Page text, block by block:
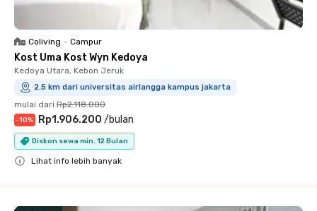
Coliving • Campur
Kost Uma Kost Wyn Kedoya
Kedoya Utara, Kebon Jeruk
2.5 km dari universitas airlangga kampus jakarta
mulai dari Rp2.118.000
-10% Rp1.906.200 /bulan
Diskon sewa min. 12 Bulan
Lihat info lebih banyak